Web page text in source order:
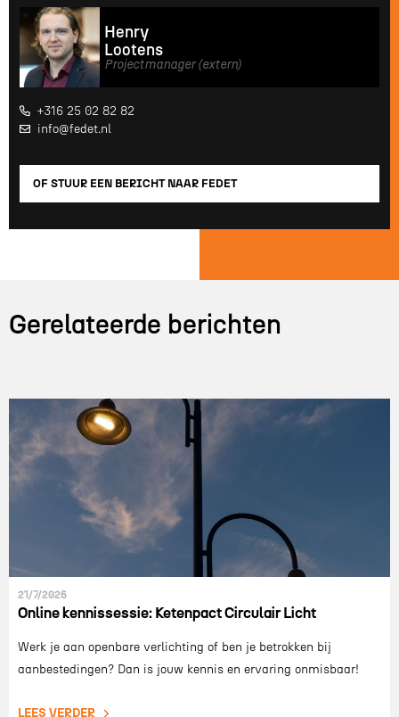
Henry
Lootens
Projectmanager (extern)
 +316 25 02 82 82
 info@fedet.nl
OF STUUR EEN BERICHT NAAR FEDET
Gerelateerde berichten
21/7/2026
Online kennissessie: Ketenpact Circulair Licht
Werk je aan openbare verlichting of ben je betrokken bij
aanbestedingen? Dan is jouw kennis en ervaring onmisbaar!
LEES VERDER